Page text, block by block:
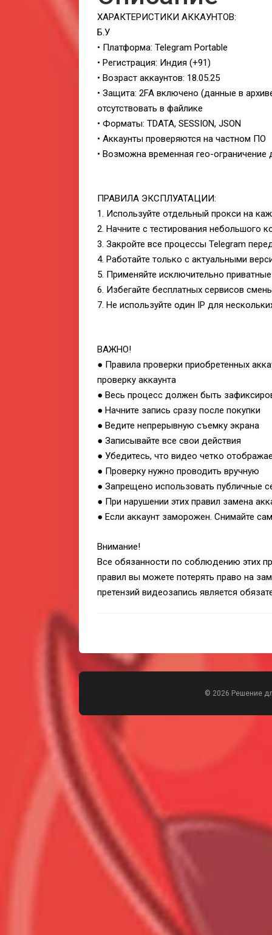
ХАРАКТЕРИСТИКИ АККАУНТОВ:
Б.У
• Платформа: Telegram Portable
• Регистрация: Индия (+91)
• Возраст аккаунтов: 18.05.25
• Защита: 2FA включено (данные в
отсутствовать в файлике
• Форматы: TDATA, SESSION, JSON
• Аккаунты проверяются на частном ПО
• Возможна временная гео-ограничение
ПРАВИЛА ЭКСПЛУАТАЦИИ:
1. Используйте отдельный прокси на
2. Начните с тестирования небольшого
3. Закройте все процессы Telegram
4. Работайте только с актуальными
5. Применяйте исключительно
6. Избегайте бесплатных сервисов
7. Не используйте один IP для
ВАЖНО!
● Правила проверки приобретенных
проверку аккаунта
● Весь процесс должен быть
● Начните запись сразу после покупки
● Ведите непрерывную съемку экрана
● Записывайте все свои действия
● Убедитесь, что видео четко
● Проверку нужно проводить вручную
● Запрещено использовать публичные
● При нарушении этих правил замена
● Если аккаунт заморожен. Снимайте
Внимание!
Все обязанности по соблюдению этих
правил вы можете потерять право на
претензий видеозапись является
© 2026 Решение